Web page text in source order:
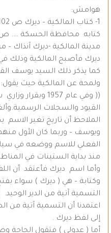
هوامش:
مدينة المالكية -ديرك آنذاك
ديرك فأصبح المالكية وذلك في عام
كما يذكر ذلك السيد يوسف
ولمحة عن المالكية حيث يقول:
(( وفي عام 1957
القيود والسجلات
الملاحظ أن تاريخ تغير
ويوسف – وربما كان الأول
الفعلي للاسم ووضعه في
منذ بداية الستينات في
وأما اسم ديرك فأعتقد أن
وكتابة – هي ( ديرك ) سواء بفتح
التسمية آتية من الدير
اعتمدنا أن التسمية آتية من
إلى لفظ ديرك .
أما ( عدولي ) فتقول الحاجة